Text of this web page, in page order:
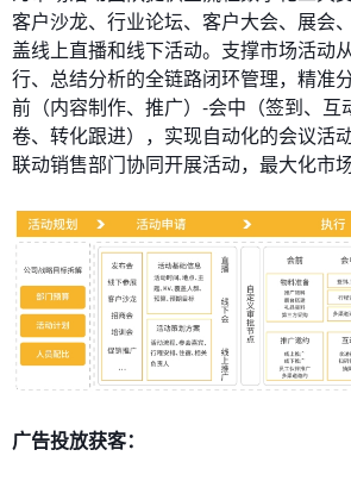
客户沙龙、行业论坛、客户大会、展会
盖线上直播和线下活动。支撑市场活动
行、总结分析的全链路闭环管理，精准
前（内容制作、推广）-会中（签到、互
卷、转化跟进），实现自动化的会议活
联动销售部门协同开展活动，最大化市
广告投放获客：